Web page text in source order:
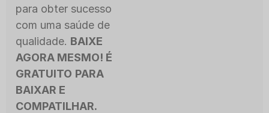
para obter sucesso
com uma saúde de
qualidade. BAIXE
AGORA MESMO! É
GRATUITO PARA
BAIXAR E
COMPATILHAR.